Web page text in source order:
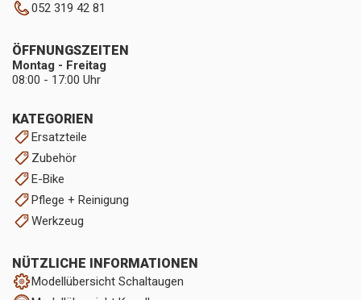
052 319 42 81
KATEGORIEN
Ersatzteile
Zubehör
E-Bike
Pflege + Reinigung
Werkzeug
NÜTZLICHE INFORMATIONEN
Modellübersicht Schaltaugen
ÖFFNUNGSZEITEN
Montag - Freitag
08:00 - 17:00 Uhr